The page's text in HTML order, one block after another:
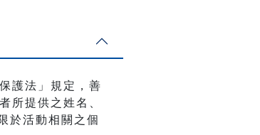
護法」規定，善
所提供之姓名、
於活動相關之個